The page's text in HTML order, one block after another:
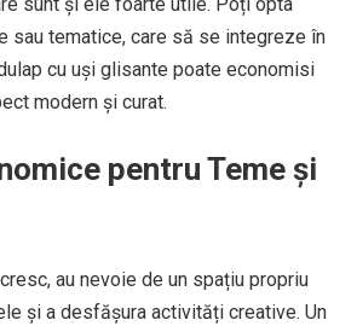
sunt și ele foarte utile. Poți opta
sau tematice, care să se integreze în
cu uși glisante poate economisi
modern și curat.
pentru Teme și
au nevoie de un spațiu propriu
și a desfășura activități creative. Un